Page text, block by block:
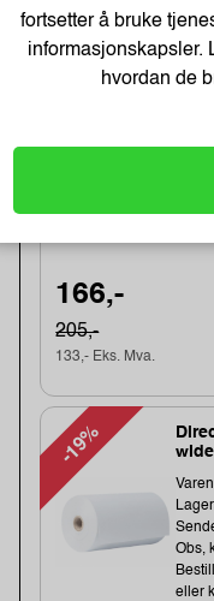
546,- Eks. Mva.
Obs,
166,-
205,-
133,- Eks. Mva.
-19%
Obs,
eller
fortsetter å bruke
informasjonskapsler.
hvordan de